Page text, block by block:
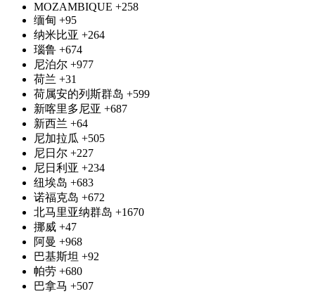
MOZAMBIQUE +258
缅甸 +95
纳米比亚 +264
瑙鲁 +674
尼泊尔 +977
荷兰 +31
荷属安的列斯群岛 +599
新喀里多尼亚 +687
新西兰 +64
尼加拉瓜 +505
尼日尔 +227
尼日利亚 +234
纽埃岛 +683
诺福克岛 +672
北马里亚纳群岛 +1670
挪威 +47
阿曼 +968
巴基斯坦 +92
帕劳 +680
巴拿马 +507